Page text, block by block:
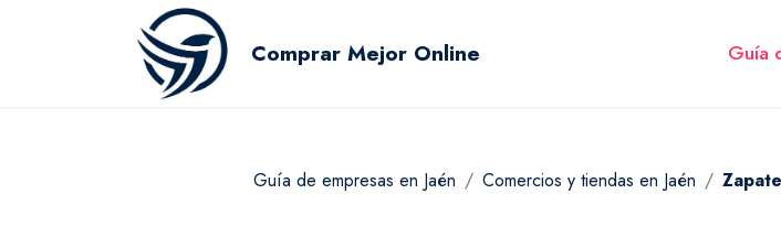
Comprar Mejor Online Guía
Guía de empresas en Jaén Comercios y tiendas en Jaén